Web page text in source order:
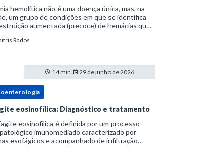
hemolítica não é uma doença única, mas, na
um grupo de condições em que se identifica
aumentada (precoce) de hemácias que
a vida média normal da hemácia é de apro
Rados
14 min. 29 de junho de 2026
eosinofílica: Diagnóstico e tratamento
eosinofílica é definida por um processo
imunomediado caracterizado por
esofágicos e acompanhado de infiltração